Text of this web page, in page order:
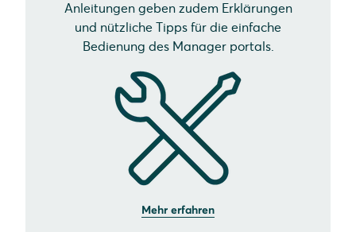
Anleitungen geben zudem Erklärungen
und nützliche Tipps für die einfache
Bedienung des Manager portals.
Mehr erfahren